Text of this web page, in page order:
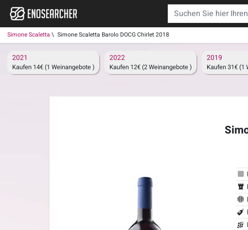
Simone Scaletta Simone Scaletta Barolo DOCG Chirlet 2018
2021
Kaufen 14€ (1 Weinangebote )
2022
Kaufen 12€ (2 Weinangebote )
2019
Kaufen 31€ (1